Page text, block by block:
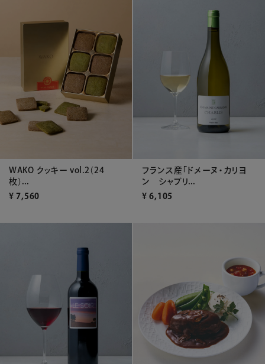
WAKO クッキー vol.2（24
枚）...
¥ 7,560
フランス産「ドメーヌ・カリヨ
ン シャブリ...
¥ 6,105